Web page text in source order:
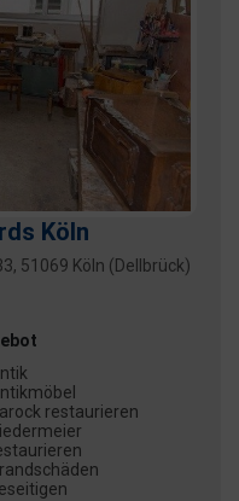
Köln
51069 Köln (Dellbrück)
restaurieren